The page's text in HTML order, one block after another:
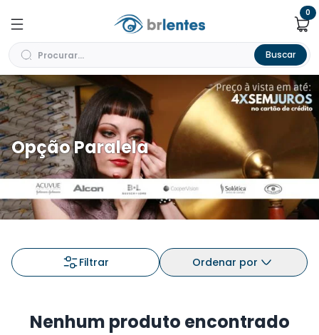
Buscar
0
Opção Paralela
Filtrar Ordenar por
Nenhum produto encontrado